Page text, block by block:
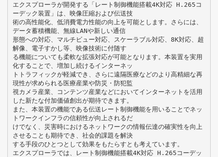
エクスプローラが開発する「レート制御機能搭載4K対応 H.265コ
ーデック装置」は、映像圧縮および伝送技
術の高性能化、低消費電力性能の向上を可能とします。さらには、
データ蓄積機能、無線LANや新しい通信
形態への対応、マルチビュー対応、スケーラブル対応、8K対応、超
解像、電子すかし等、映像技術に付随す
る機能についても柔軟な拡張対応が可能となります。本装置を実用
化することで、増加し続けるインターネッ
トトラフィックが軽減でき、さらに遠隔医療などのより高精細な再
現性が求められる医療産業や防災・防犯監
視カメラ産業、コンテンツ産業などにおいてインターネットを活用
した新たな付加価値創出が期待できます。
また、本装置の機能である伝送レート制御機能を用いることでネッ
トワークインフラの信頼性が向上されるだ
けでなく、災害時におけるネットワークの情報伝達の確実性を向上
させることも期待でき、社会的課題を解決
する手段のひとつとして効果をもたらすとも考えています。
エクスプローラでは、レート制御機能搭載4K対応 H.265コーデッ